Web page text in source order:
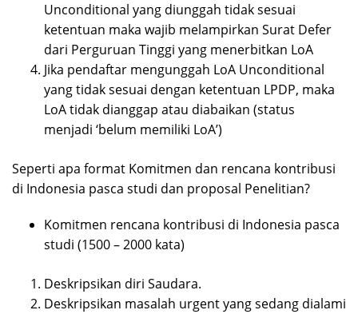
Unconditional yang diunggah tidak sesuai
ketentuan maka wajib melampirkan Surat Defer
dari Perguruan Tinggi yang menerbitkan LoA
Jika pendaftar mengunggah LoA Unconditional
yang tidak sesuai dengan ketentuan LPDP, maka
LoA tidak dianggap atau diabaikan (status
menjadi ‘belum memiliki LoA’)
Seperti apa format Komitmen dan rencana kontribusi
di Indonesia pasca studi dan proposal Penelitian?
Komitmen rencana kontribusi di Indonesia pasca
studi (1500 – 2000 kata)
Deskripsikan diri Saudara.
Deskripsikan masalah urgent yang sedang dialami